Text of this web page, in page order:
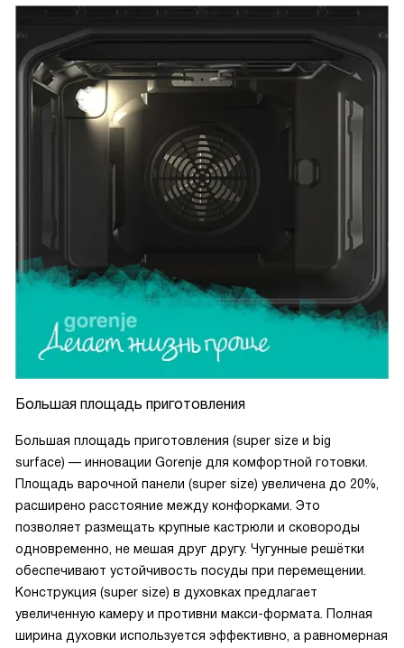
Большая площадь приготовления
Большая площадь приготовления (super size и big
surface) — инновации Gorenje для комфортной готовки.
Площадь варочной панели (super size) увеличена до 20%,
расширено расстояние между конфорками. Это
позволяет размещать крупные кастрюли и сковороды
одновременно, не мешая друг другу. Чугунные решётки
обеспечивают устойчивость посуды при перемещении.
Конструкция (super size) в духовках предлагает
увеличенную камеру и противни макси-формата. Полная
ширина духовки используется эффективно, а равномерная